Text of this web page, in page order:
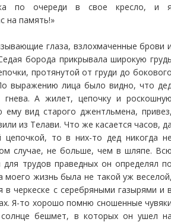
ка по очереди в свое кресло, и
на память!»
глаза, взлохмаченные брови
борода прикрывала широкую
протянутой от груди до
выражению лица было видно, что
А жилет, цепочку и
вид старого джентльмена,
из Телави. Что же касается часов,
цепочкой, то в них-то дед никогда
случае, не больше, чем в шляпе.
трудов праведных он определял
моего жизнь была не такой уж
в черкеске с серебряными газырями и
Я-то хорошо помню сношенные
бешмет, в которых он ушел